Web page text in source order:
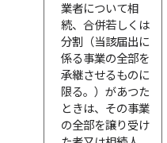
業者について相
続、合併若しくは
分割（当該届出に
係る事業の全部を
承継させるものに
限る。）があつた
ときは、その事業
の全部を譲り受け